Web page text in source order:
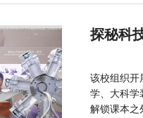
探秘科
该校组织开
学、大科学
解锁课本之